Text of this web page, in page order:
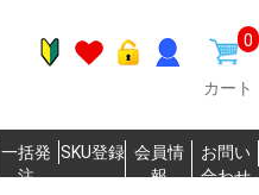
0
カート
一括発
注
SKU登録 会員情
報
お問い
合わせ